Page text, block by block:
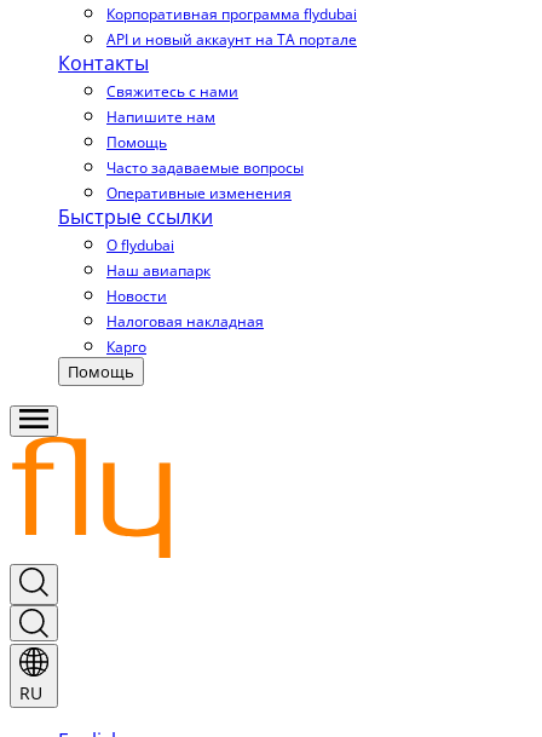
Корпоративная программа flydubai
API и новый аккаунт на TA портале
Контакты
Свяжитесь с нами
Напишите нам
Помощь
Часто задаваемые вопросы
Оперативные изменения
Быстрые ссылки
О flydubai
Наш авиапарк
Новости
Налоговая накладная
Карго
Помощь
RU